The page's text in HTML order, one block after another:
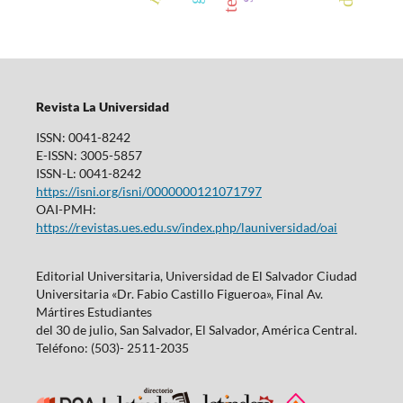
Revista La Universidad
ISSN: 0041-8242
E-ISSN: 3005-5857
ISSN-L: 0041-8242
https://isni.org/isni/0000000121071797
OAI-PMH:
https://revistas.ues.edu.sv/index.php/launiversidad/oai
Editorial Universitaria, Universidad de El Salvador Ciudad
Universitaria «Dr. Fabio Castillo Figueroa», Final Av.
Mártires Estudiantes
del 30 de julio, San Salvador, El Salvador, América Central.
Teléfono: (503)- 2511-2035